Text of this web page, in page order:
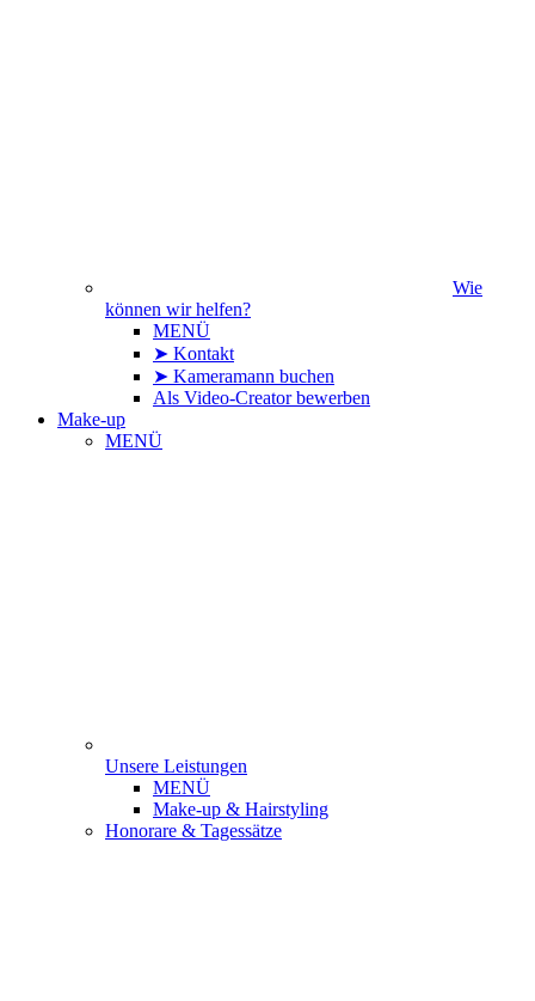
Wie
können wir helfen?
MENÜ
➤ Kontakt
➤ Kameramann buchen
Als Video-Creator bewerben
Make-up
MENÜ
Unsere Leistungen
MENÜ
Make-up & Hairstyling
Honorare & Tagessätze